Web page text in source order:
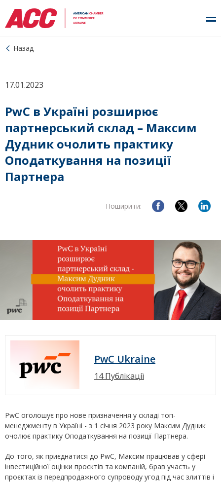
Назад
17.01.2023
PwC в Україні розширює
партнерський склад – Максим
Дудник очолить практику
Оподаткування на позиції
Партнера
Поширити:
PwC Ukraine
14 Публікації
PwC оголошує про нове призначення у складі топ-
менеджменту в Україні - з 1 січня 2023 року Максим Дудник
очолює практику Оподаткування на позиції Партнера.
До того, як приєднатися до PwC, Максим працював у сфері
інвестиційної оцінки проєктів та компаній, брав участь у
проєктах із передпродажного супроводу угод під час злиттів і